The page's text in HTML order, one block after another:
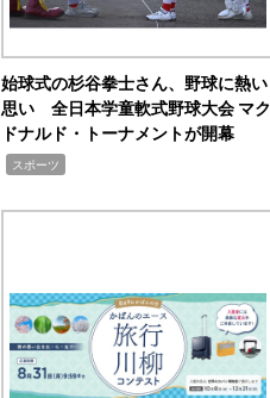
始球式の杉谷拳士さん、野球に熱い
思い 全日本学童軟式野球大会 マク
ドナルド・トーナメントが開幕
スポーツ